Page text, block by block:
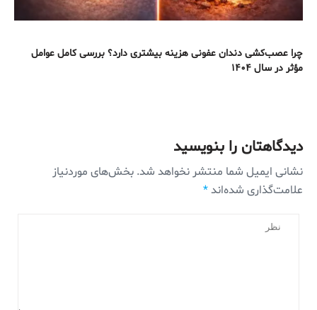
چرا عصب‌کشی دندان عفونی هزینه بیشتری دارد؟ بررسی کامل عوامل
مؤثر در سال ۱۴۰۴
دیدگاهتان را بنویسید
نشانی ایمیل شما منتشر نخواهد شد. بخش‌های موردنیاز
علامت‌گذاری شده‌اند*